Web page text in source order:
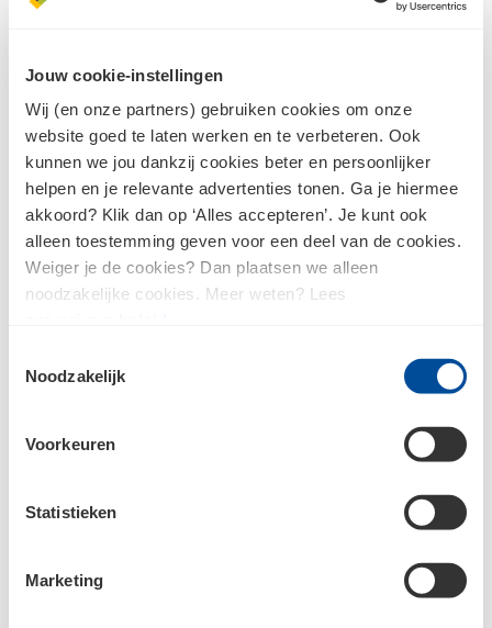
Jouw cookie-instellingen
Wij (en onze partners) gebruiken cookies om onze
website goed te laten werken en te verbeteren. Ook
kunnen we jou dankzij cookies beter en persoonlijker
helpen en je relevante advertenties tonen. Ga je hiermee
akkoord? Klik dan op ‘Alles accepteren’. Je kunt ook
alleen toestemming geven voor een deel van de cookies.
Weiger je de cookies? Dan plaatsen we alleen
noodzakelijke cookies. Meer weten? Lees
Noodzakelijk
Voorkeuren
Statistieken
Marketing
Inloggen
Wachtwoord vergeten?
Als je nog geen account hebt bij Bouwcenter Centen, dan
Ik ben nog geen klant en wil me